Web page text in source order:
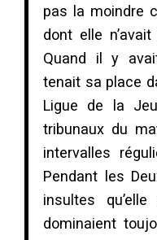
pas la moindre
dont elle
Quand il y
tenait sa place
Ligue de la
tribunaux du
intervalles
Pendant les
insultes
dominaient